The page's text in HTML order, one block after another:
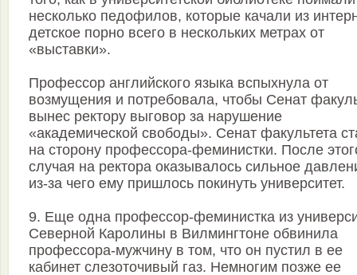
несколько педофилов, которые качали из
детское порно всего в нескольких метрах от
«выставки».
Профессор английского языка вспыхнула от
возмущения и потребовала, чтобы Сенат
вынес ректору выговор за нарушение
«академической свободы». Сенат факультета
на сторону профессора-феминистки. После
случая на ректора оказывалось сильное
из-за чего ему пришлось покинуть университет.
9. Еще одна профессор-феминистка из
Северной Каролины в Вилмингтоне обвинила
профессора-мужчину в том, что он пустил в ее
кабинет слезоточивый газ. Немногим позже ее